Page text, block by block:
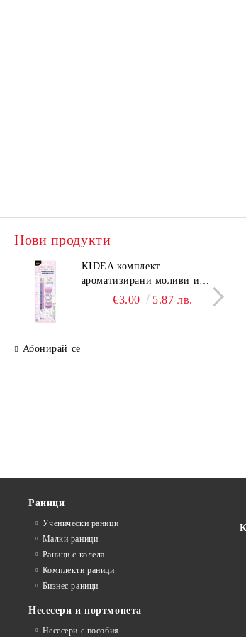
Нови продукти
KIDEA комплект
ароматизирани моливи и
гуми Котешки лапи
€3.00 5.87 лв.
Абонирай се
Раници
Ученически раници
Малки раници
Раници с колела
Комплекти раници
Бизнес раници
Несесери и портмонета
Несесери с пособия